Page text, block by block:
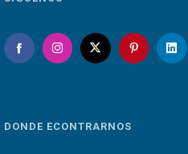
DONDE ECONTRARNOS